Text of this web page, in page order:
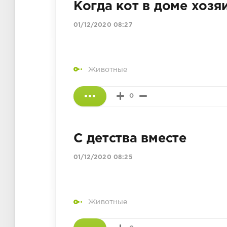
Когда кот в доме
01/12/2020 08:27
Животные
0
С детства вместе
01/12/2020 08:25
Животные